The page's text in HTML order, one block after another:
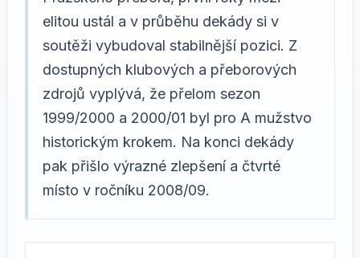
elitou ustál a v průběhu dekády si v
soutěži vybudoval stabilnější pozici. Z
dostupných klubových a přeborových
zdrojů vyplývá, že přelom sezon
1999/2000 a 2000/01 byl pro A mužstvo
historickým krokem. Na konci dekády
pak přišlo výrazné zlepšení a čtvrté
místo v ročníku 2008/09.